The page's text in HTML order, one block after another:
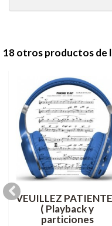
18 otros productos de
VEUILLEZ
( Playback y
particiones